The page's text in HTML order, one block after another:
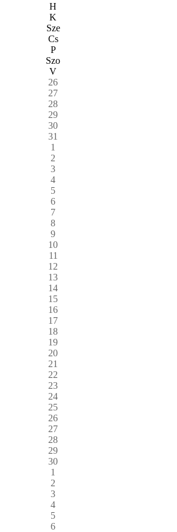
H
K
Sze
Cs
P
Szo
V
26
27
28
29
30
31
1
2
3
4
5
6
7
8
9
10
11
12
13
14
15
16
17
18
19
20
21
22
23
24
25
26
27
28
29
30
1
2
3
4
5
6